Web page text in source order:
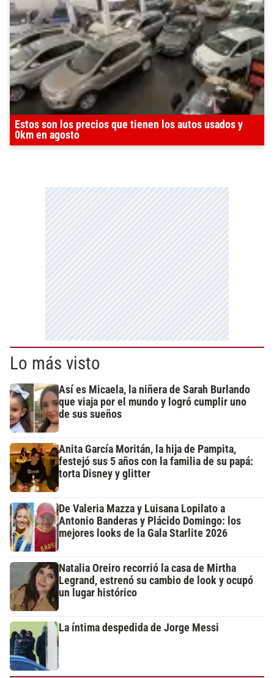
Estos son los precios que tienen los autos usados y
0km en agosto
Lo más visto
Así es Micaela, la niñera de Sarah Burlando
que viaja por el mundo y logró cumplir uno
de sus sueños
Anita García Moritán, la hija de Pampita,
festejó sus 5 años con la familia de su papá:
torta Disney y glitter
De Valeria Mazza y Luisana Lopilato a
Antonio Banderas y Plácido Domingo: los
mejores looks de la Gala Starlite 2026
Natalia Oreiro recorrió la casa de Mirtha
Legrand, estrenó su cambio de look y ocupó
un lugar histórico
La íntima despedida de Jorge Messi